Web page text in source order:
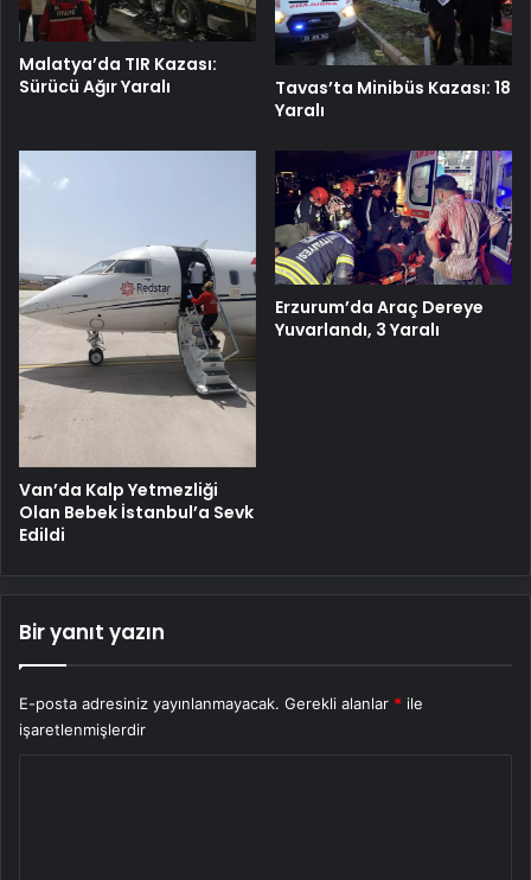
Malatya’da TIR Kazası:
Sürücü Ağır Yaralı
Tavas’ta Minibüs Kazası: 18
Yaralı
Van’da Kalp Yetmezliği
Olan Bebek İstanbul’a Sevk
Edildi
Erzurum’da Araç Dereye
Yuvarlandı, 3 Yaralı
Bir yanıt yazın
E-posta adresiniz yayınlanmayacak. Gerekli alanlar * ile
işaretlenmişlerdir